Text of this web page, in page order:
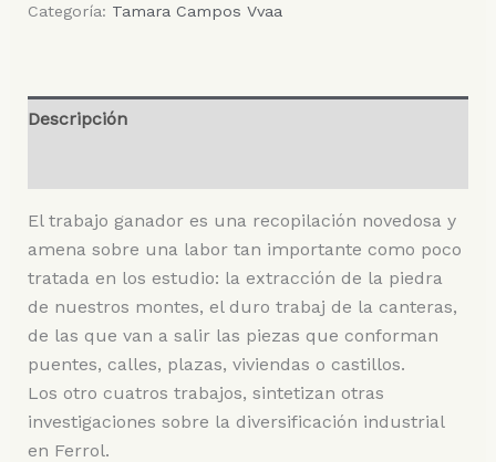
Categoría: Tamara Campos Vvaa
Descripción
El trabajo ganador es una recopilación novedosa y
amena sobre una labor tan importante como poco
tratada en los estudio: la extracción de la piedra
de nuestros montes, el duro trabaj de la canteras,
de las que van a salir las piezas que conforman
puentes, calles, plazas, viviendas o castillos.
Los otro cuatros trabajos, sintetizan otras
investigaciones sobre la diversificación industrial
en Ferrol.